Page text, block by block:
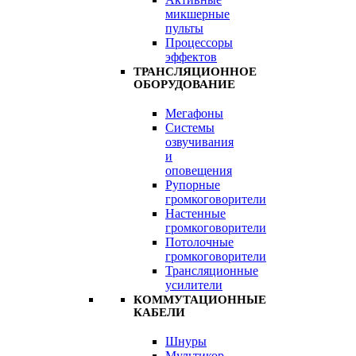
микшерные
пульты
Процессоры
эффектов
ТРАНСЛЯЦИОННОЕ
ОБОРУДОВАНИЕ
Мегафоны
Системы
озвучивания
и
оповещения
Рупорные
громкоговорители
Настенные
громкоговорители
Потолочные
громкоговорители
Трансляционные
усилители
КОММУТАЦИОННЫЕ
КАБЕЛИ
Шнуры